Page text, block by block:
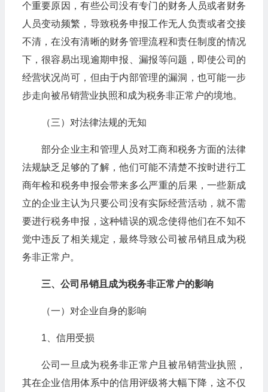
个重要原因，有些公司没有专门的财务人员或者财务
人员变动频繁，导致税务申报工作无人负责或者交接
不清，在没有清晰的财务管理流程和责任制度的情况
下，很容易出现逾期申报、漏报等问题，即使公司的
经营状况尚可，但由于内部管理的漏洞，也可能一步
步走向被吊销营业执照和成为税务非正常户的境地。
（三）对法律法规的无知
部分企业主和管理人员对工商和税务方面的法律
法规缺乏足够的了解，他们可能不清楚不按时进行工
商年检和税务申报会带来多么严重的后果，一些新成
立的企业主认为只要公司没有实际经营活动，就不需
要进行税务申报，这种错误的观念使得他们在不知不
觉中违反了相关规定，最终导致公司被吊销且成为税
务非正常户。
三、公司吊销且成为税务非正常户的影响
（一）对企业自身的影响
1、信用受损
公司一旦成为税务非正常户且被吊销营业执照，
其在企业信用体系中的信用评级将大幅下降，这不仅